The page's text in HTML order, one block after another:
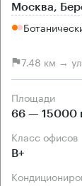
Москва,
7.48 км →
Площади
66 — 15000
Класс офисов
B+